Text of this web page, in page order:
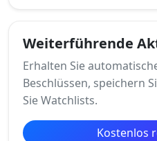
Weiterführende
Erhalten Sie
Beschlüssen, speichern
Sie Watchlists.
Kostenlos